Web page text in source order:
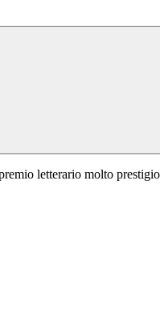
letterario molto